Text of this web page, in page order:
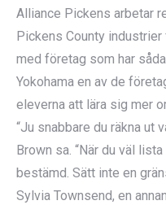
Alliance Pickens arbetar
Pickens County
med företag som har
Yokohama en av de
eleverna att lära sig mer
“Ju snabbare du räkna ut
Brown sa. “När du väl
bestämd. Sätt inte en
Sylvia Townsend, en